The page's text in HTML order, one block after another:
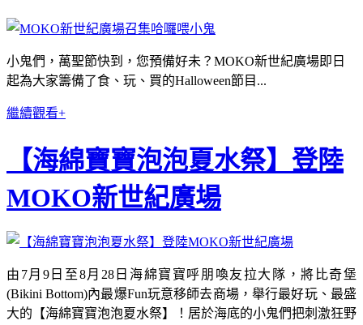
小鬼們，萬聖節快到，您預備好未？MOKO新世紀廣場即日
起為大家籌備了食、玩、買的Halloween節目...
繼續觀看+
【海綿寶寶泡泡夏水祭】登陸
MOKO新世紀廣場
由7月9日至8月28日海綿寶寶呼朋喚友拉大隊，將比奇堡
(Bikini Bottom)內最爆Fun玩意移師去商場，舉行最好玩、最盛
大的【海綿寶寶泡泡夏水祭】！居於海底的小鬼們把刺激狂野